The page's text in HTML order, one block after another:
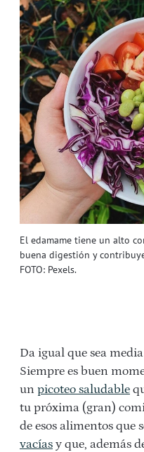
El edamame tiene un alto
buena digestión y
FOTO: Pexels.
Da igual que sea
Siempre es buen
un picoteo saludable
tu próxima (gran)
de esos alimentos que
vacías y que, además